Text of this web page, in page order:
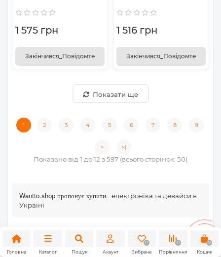
1 575 грн
Закінчився_Повідомте
1 516 грн
Закінчився_Повідомте
Показати ще
1 2 3 4 5 6 7 8 9
> >|
Показано від 1 до 12 з 597 (всього сторінок: 50)
Wantto.shop пропонує купити: електроніка та девайси в
Україні
Головна Каталог Пошук Акаунт
0
Вибране
0
Порівняння
0
Кошик